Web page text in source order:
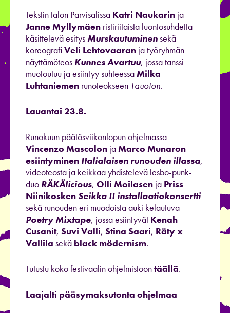
Tekstin talon Parvisalissa Katri Naukarin ja
Janne Myllymäen ristiriitaista luontosuhdetta
käsittelevä esitysMurskautuminensekä
koreografi Veli Lehtovaaran ja työryhmän
näyttämöteos Kunnes Avartuu, jossa tanssi
muotoutuu ja esiintyy suhteessaMilka
Luhtaniemen runoteokseen Tauoton.
Lauantai 23.8.
Runokuun päätösviikonlopun ohjelmassa
Vincenzo Mascolon jaMarco Munaron
esiintyminen Italialaisen runouden illassa,
videoteosta ja keikkaa yhdistelevä lesbo-punk-
duo RÄKÄlicious, Olli Moilasen ja Priss
Niinikosken Seikka II installaatiokonsertti
sekä runouden eri muodoista auki kelautuva
Poetry Mixtape, jossa esiintyvät Kenah
Cusanit, Suvi Valli, Stina Saari, Räty x
Vallila sekä black mödernism.
Tutustu koko festivaalin ohjelmistoontäällä.
Laajalti pääsymaksutonta ohjelmaa